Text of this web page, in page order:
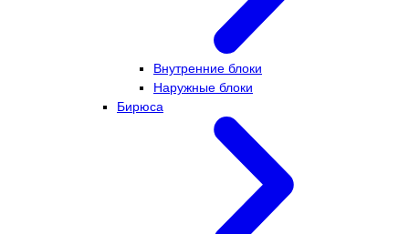
Внутренние блоки
Наружные блоки
Бирюса